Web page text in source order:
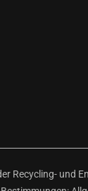
Recycling-